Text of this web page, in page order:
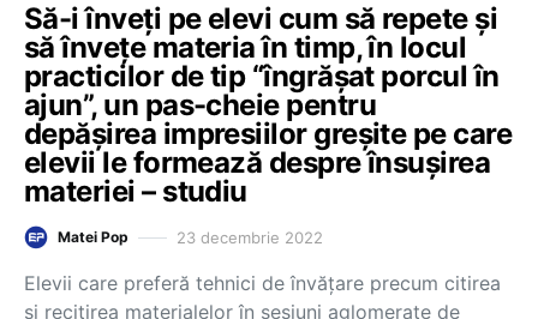
Să-i înveți pe elevi cum să repete și
să învețe materia în timp, în locul
practicilor de tip “îngrășat porcul în
ajun”, un pas-cheie pentru
depășirea impresiilor greșite pe care
elevii le formează despre însușirea
materiei – studiu
Matei Pop 23 decembrie 2022
Elevii care preferă tehnici de învățare precum citirea
și recitirea materialelor în sesiuni aglomerate de